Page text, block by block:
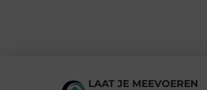
LAAT JE MEEVOEREN